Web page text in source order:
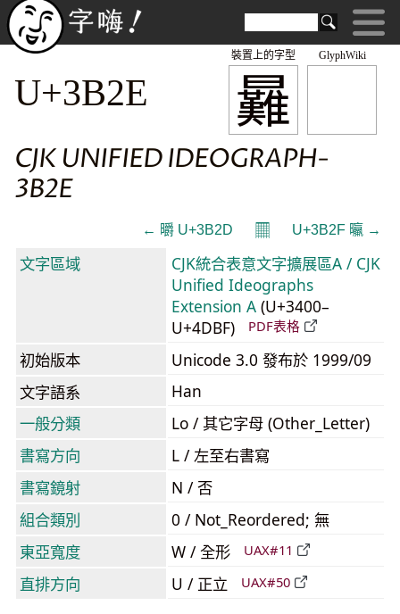
GlyphWiki
㬮
裝置上的字型
U+3B2E
CJK UNIFIED IDEOGRAPH-
3B2E
← 㬭 U+3B2D 𝄜 U+3B2F 㬯 →
文字區域
CJK統合表意文字擴展區A / CJK
Unified Ideographs
Extension A (U+3400–
U+4DBF)
PDF表格
初始版本
Unicode 3.0 發布於 1999/09
文字語系
Han
一般分類
Lo / 其它字母 (Other_Letter)
書寫方向
L / 左至右書寫
書寫鏡射
N / 否
組合類別
0 / Not_Reordered; 無
東亞寬度
W / 全形 UAX#11
直排方向 U / 正立 UAX#50